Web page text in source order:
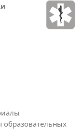
образовательных